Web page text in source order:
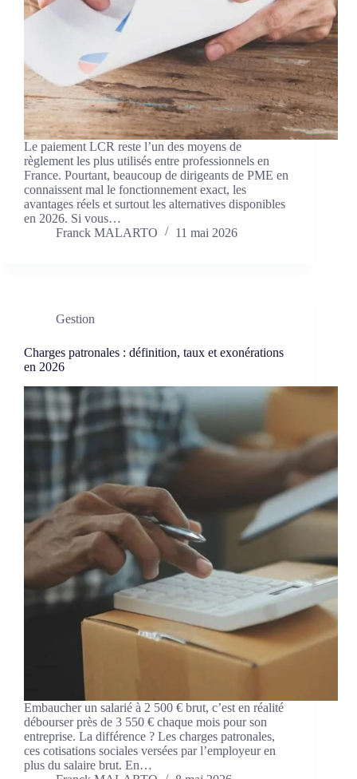
Le paiement LCR reste l’un des moyens de
règlement les plus utilisés entre professionnels en
France. Pourtant, beaucoup de dirigeants de PME en
connaissent mal le fonctionnement exact, les
avantages réels et surtout les alternatives disponibles
en 2026. Si vous…
Franck MALARTO
11 mai 2026
Gestion
Charges patronales : définition, taux et exonérations
en 2026
Embaucher un salarié à 2 500 € brut, c’est en réalité
débourser près de 3 550 € chaque mois pour son
entreprise. La différence ? Les charges patronales,
ces cotisations sociales versées par l’employeur en
plus du salaire brut. En…